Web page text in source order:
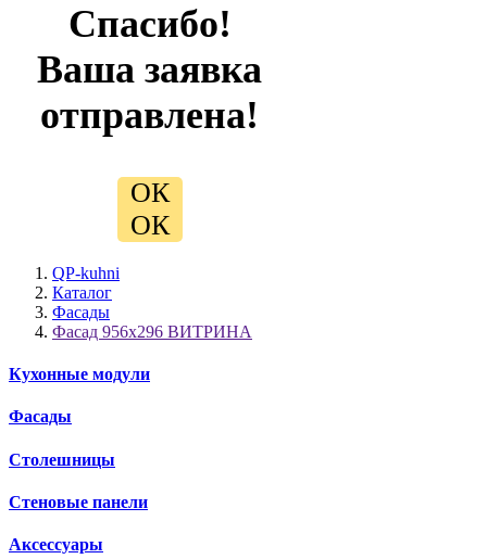
Спасибо!
Ваша заявка
отправлена!
ОК
ОК
QP-kuhni
Каталог
Фасады
Фасад 956х296 ВИТРИНА
Кухонные модули
Фасады
Столешницы
Стеновые панели
Аксессуары